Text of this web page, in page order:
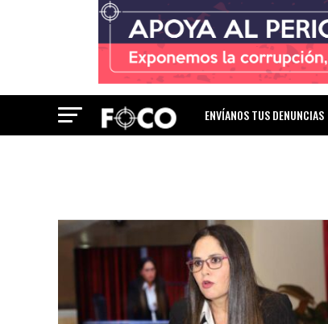
ENVÍANOS TUS DENUNCIAS